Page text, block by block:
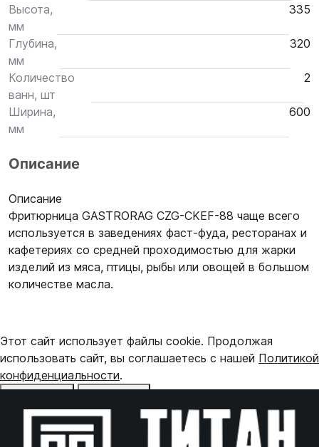
Высота,
мм
335
Глубина,
мм
320
Количество
ванн, шт
2
Ширина,
мм
600
Описание
Описание
Фритюрница GASTRORAG CZG-CKEF-88 чаще всего
используется в заведениях фаст-фуда, ресторанах и
кафетериях со средней проходимостью для жарки
изделий из мяса, птицы, рыбы или овощей в большом
количестве масла.
Этот сайт использует файлы cookie. Продолжая
использовать сайт, вы соглашаетесь с нашей Политикой
конфиденциальности.